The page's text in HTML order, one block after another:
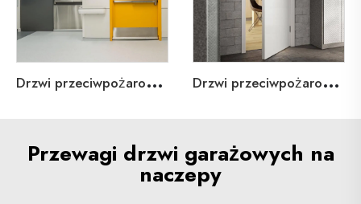
D
rzwi przeciwpożarowe stalowe dla mieszkań D
rzwi przeciwpożarowe z drewna dla mieszkań
Przewagi drzwi garażowych na
naczepy